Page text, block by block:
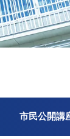
市民公開講